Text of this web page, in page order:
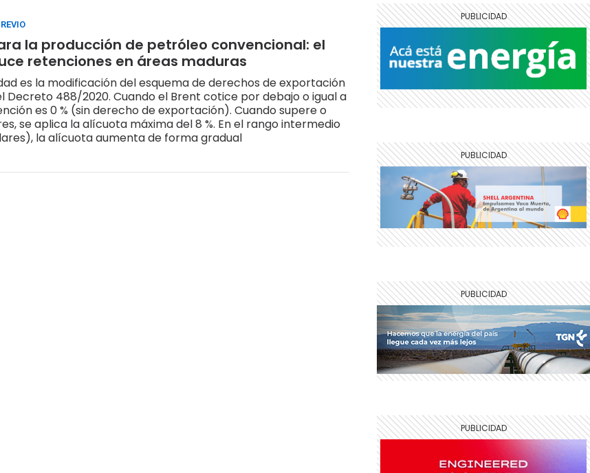
la producción de petróleo convencional: el
retenciones en áreas maduras
es la modificación del esquema de derechos de exportación
Decreto 488/2020. Cuando el Brent cotice por debajo o igual a
es 0 % (sin derecho de exportación). Cuando supere o
se aplica la alícuota máxima del 8 %. En el rango intermedio
la alícuota aumenta de forma gradual